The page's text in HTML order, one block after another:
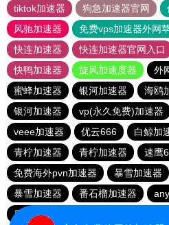
tiktok加速器
狗急加速器官网
风驰加速器
免费vps加速器外网
快连加速器
快连加速器官网入口
快鸭加速器
旋风加速度器 外
蜜蜂加速器
银河加速器 海鸥
银河加速器
vp(永久免费)加速器
veee加速器
优云666 白鲸加
青柠加速器
青柠加速器 速鹰
免费海外pvn加速器
暴雪加速器
暴雪加速器
番石榴加速器
原子加速器